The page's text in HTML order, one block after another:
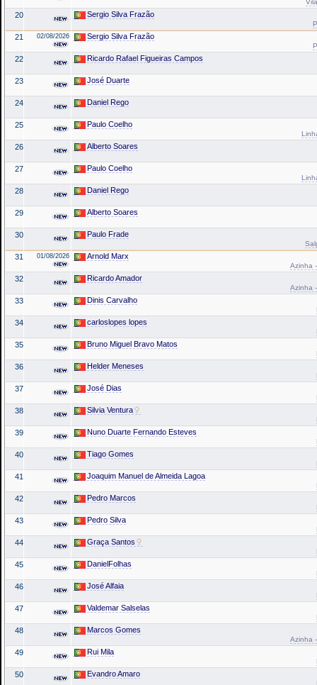
20 Sergio Silva Frazão
21 02/08/2026 Sergio Silva Frazão
22 Ricardo Rafael Figueiras Campos
23 José Duarte
24 Daniel Rego
25 Paulo Coelho
26 Alberto Soares
27 Paulo Coelho
28 Daniel Rego
29 Alberto Soares
30 Paulo Frade
31 01/08/2026 Arnold Marx
Azinha
32 Ricardo Amador
Azinha
33 Dinis Carvalho
34 carloslopes lopes
35 Bruno Miguel Bravo Matos
36 Helder Meneses
37 José Dias
38 Silvia Ventura
39 Nuno Duarte Fernando Esteves
40 Tiago Gomes
41 Joaquim Manuel de Almeida Lagoa
42 Pedro Marcos
43 Pedro Silva
44 Graça Santos
45 DanielFolhas
46 José Alfaia
47 Valdemar Salselas
48 Marcos Gomes
Azinha
49 Rui Mila
50 Evandro Amaro